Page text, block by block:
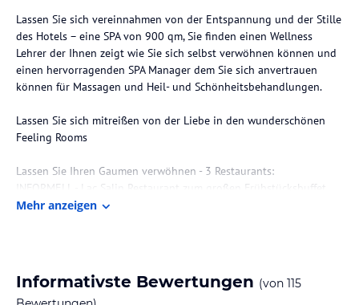
Lassen Sie sich vereinnahmen von der Entspannung und der Stille
des Hotels – eine SPA von 900 qm, Sie finden einen Wellness
Lehrer der Ihnen zeigt wie Sie sich selbst verwöhnen können und
einen hervorragenden SPA Manager dem Sie sich anvertrauen
können für Massagen und Heil- und Schönheitsbehandlungen.
Lassen Sie sich mitreißen von der Liebe in den wunderschönen
Feeling Rooms
Lassen Sie Ihren Gaumen verwöhnen - 3 Restaurants:
INFORMELL - Lac Salin Restaurant zum großen Frühstücksbuffet,
zum Light Lunch oder Arbeitsessen, Abendessen mit interessantem
Livignascischen Stil mit Spezialitäten des Hauses und des
Gebietes und Fondue.
Mehr anzeigen
Informativste Bewertungen (von 115